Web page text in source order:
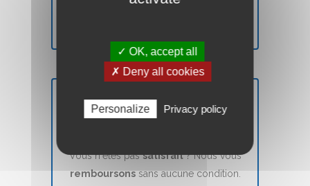
Vous n'êtes passatisfait? Nous vous
remboursonssans aucune condition.
✓ OK, accept all
✗ Deny all cookies
Personalize Privacy policy